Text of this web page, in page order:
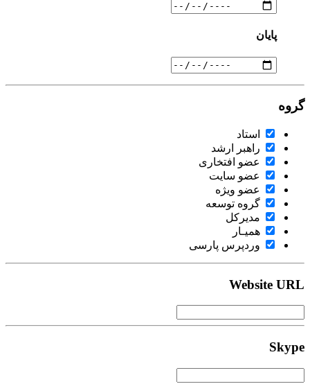
پایان
گروه
استاد
راهبر ارشد
عضو افتخاری
عضو سایت
عضو ویژه
گروه توسعه
مدیرکل
همیـار
وردپرس پارسی
Website URL
Skype